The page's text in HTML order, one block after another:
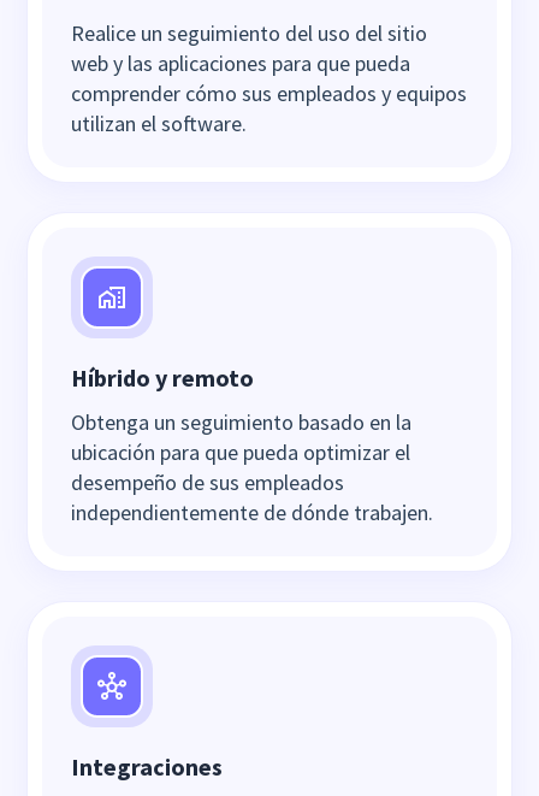
Realice un seguimiento del uso del sitio
web y las aplicaciones para que pueda
comprender cómo sus empleados y equipos
utilizan el software.
Híbrido y remoto
Obtenga un seguimiento basado en la
ubicación para que pueda optimizar el
desempeño de sus empleados
independientemente de dónde trabajen.
Integraciones